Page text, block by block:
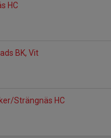
HC
BK, Vit
Strängnäs HC